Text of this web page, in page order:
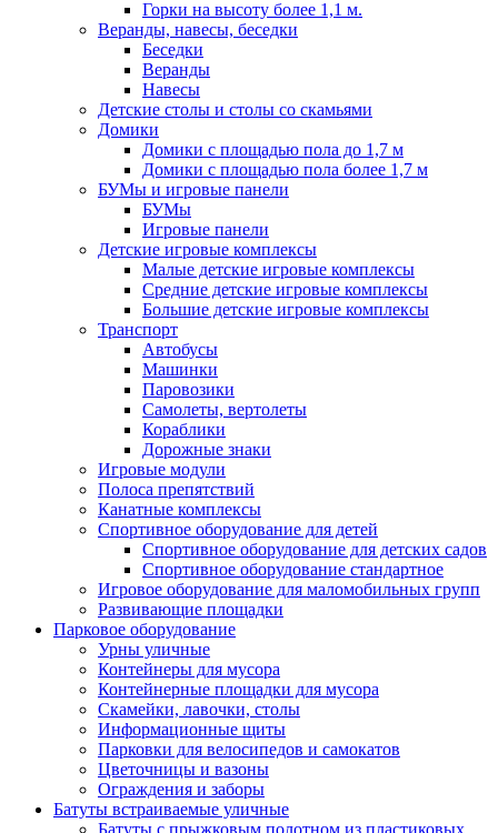
Горки на высоту более 1,1 м.
Веранды, навесы, беседки
Беседки
Веранды
Навесы
Детские столы и столы со скамьями
Домики
Домики с площадью пола до 1,7 м
Домики с площадью пола более 1,7 м
БУМы и игровые панели
БУМы
Игровые панели
Детские игровые комплексы
Малые детские игровые комплексы
Средние детские игровые комплексы
Большие детские игровые комплексы
Транспорт
Автобусы
Машинки
Паровозики
Самолеты, вертолеты
Кораблики
Дорожные знаки
Игровые модули
Полоса препятствий
Канатные комплексы
Спортивное оборудование для детей
Спортивное оборудование для детских садов
Спортивное оборудование стандартное
Игровое оборудование для маломобильных групп
Развивающие площадки
Парковое оборудование
Урны уличные
Контейнеры для мусора
Контейнерные площадки для мусора
Скамейки, лавочки, столы
Информационные щиты
Парковки для велосипедов и самокатов
Цветочницы и вазоны
Ограждения и заборы
Батуты встраиваемые уличные
Батуты с прыжковым полотном из пластиковых